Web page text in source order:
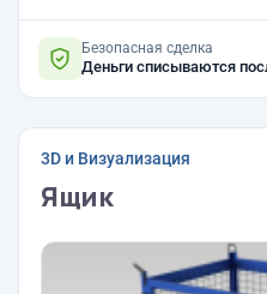
Безопасная сделка
Деньги списываются
3D и Визуализация
Ящик